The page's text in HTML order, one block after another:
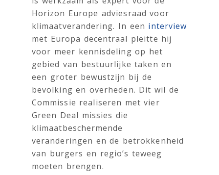
Horizon Europe adviesraad voor
klimaatverandering. In een interview
met Europa decentraal pleitte hij
voor meer kennisdeling op het
gebied van bestuurlijke taken en
een groter bewustzijn bij de
bevolking en overheden. Dit wil de
Commissie realiseren met vier
Green Deal missies die
klimaatbeschermende
veranderingen en de betrokkenheid
van burgers en regio’s teweeg
moeten brengen.